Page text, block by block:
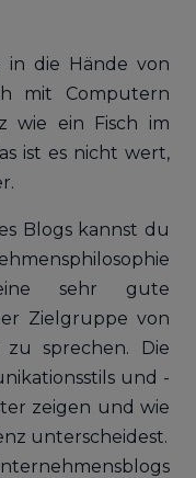
in die Hände von
mit Computern
wie ein Fisch im
ist es nicht wert,
Blogs kannst du
sehr gute
Zielgruppe von
sprechen. Die
und -
zeigen und wie
unterscheidest.